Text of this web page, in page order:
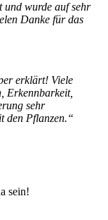
und wurde auf sehr
Danke für das
erklärt! Viele
Erkennbarkeit,
sehr
den Pflanzen.“
sein!